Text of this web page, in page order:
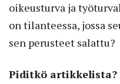
oikeusturva ja
on tilanteessa, jossa
sen perusteet salattu?
Piditkö artikkelista?